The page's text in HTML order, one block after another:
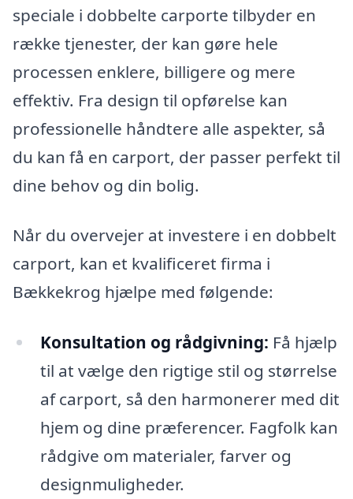
speciale i dobbelte carporte tilbyder en
række tjenester, der kan gøre hele
processen enklere, billigere og mere
effektiv. Fra design til opførelse kan
professionelle håndtere alle aspekter, så
du kan få en carport, der passer perfekt til
dine behov og din bolig.
Når du overvejer at investere i en dobbelt
carport, kan et kvalificeret firma i
Bækkekrog hjælpe med følgende:
Konsultation og rådgivning: Få hjælp
til at vælge den rigtige stil og størrelse
af carport, så den harmonerer med dit
hjem og dine præferencer. Fagfolk kan
rådgive om materialer, farver og
designmuligheder.